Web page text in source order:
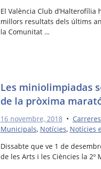
El València Club d’Halterofília
millors resultats dels últims
la Comunitat …
Les miniolimpiadas
de la pròxima
16 novembre, 2018•
Municipals, Notícies, Notícies
Dissabte que ve 1 de
de les Arts i les Ciències la